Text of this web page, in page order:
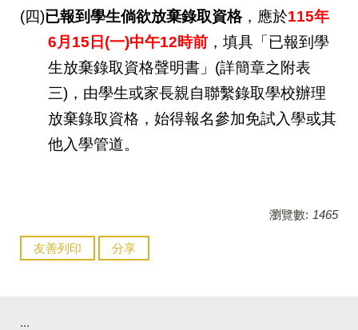
(四)已報到學生倘欲放棄錄取資格，應於115年
6月15日(一)中午12時前 ，填具「已報到學
生放棄錄取資格聲明書」(詳簡章之附表
三)，由學生或家長親自聯繫錄取學校辦理
放棄錄取資格，始得報名參加免試入學或其
他入學管道。
瀏覽數: 1465
友善列印 分享
:::